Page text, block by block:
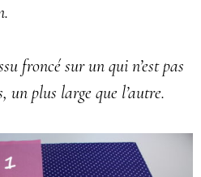
froncé sur un qui n’est pas
un plus large que l’autre.